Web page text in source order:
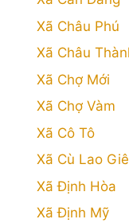
Xã Châu Phú
Xã Châu
Xã Chợ Mới
Xã Chợ Vàm
Xã Cô Tô
Xã Cù Lao
Xã Định Hòa
Xã Định Mỹ